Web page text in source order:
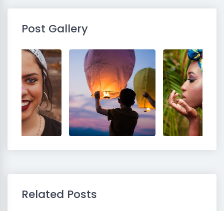
Post Gallery
Related Posts